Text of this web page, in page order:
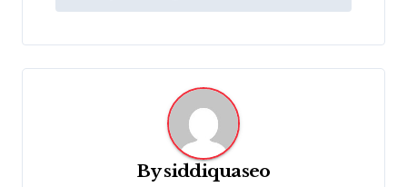
n
Bysiddiquaseo